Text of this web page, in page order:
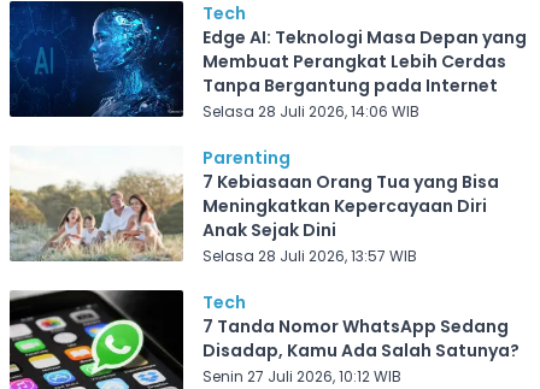
Tech
Edge AI: Teknologi Masa Depan yang
Membuat Perangkat Lebih Cerdas
Tanpa Bergantung pada Internet
Selasa 28 Juli 2026, 14:06 WIB
Parenting
7 Kebiasaan Orang Tua yang Bisa
Meningkatkan Kepercayaan Diri
Anak Sejak Dini
Selasa 28 Juli 2026, 13:57 WIB
Tech
7 Tanda Nomor WhatsApp Sedang
Disadap, Kamu Ada Salah Satunya?
Senin 27 Juli 2026, 10:12 WIB